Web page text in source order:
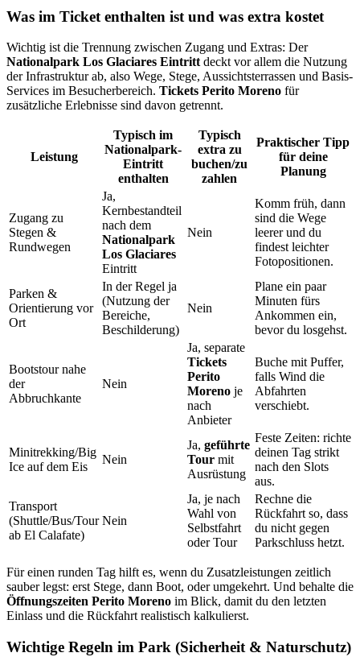
Was im Ticket enthalten ist und was extra kostet
Wichtig ist die Trennung zwischen Zugang und Extras: Der
Nationalpark Los Glaciares Eintrittdeckt vor allem die Nutzung
der Infrastruktur ab, also Wege, Stege, Aussichtsterrassen und Basis-
Services im Besucherbereich. Tickets Perito Moreno für
zusätzliche Erlebnisse sind davon getrennt.
Leistung
Typisch im
Nationalpark-
Eintritt
enthalten
Typisch
extra zu
buchen/zu
zahlen
Praktischer Tipp
für deine
Planung
Zugang zu
Stegen &
Rundwegen
Ja,
Kernbestandteil
nach dem
Nationalpark
Los Glaciares
Eintritt
Nein
Komm früh, dann
sind die Wege
leerer und du
findest leichter
Fotopositionen.
Parken &
Orientierung vor
Ort
In der Regel ja
(Nutzung der
Bereiche,
Beschilderung)
Nein
Plane ein paar
Minuten fürs
Ankommen ein,
bevor du losgehst.
Bootstour nahe
der
Abbruchkante
Nein
Ja, separate
Tickets
Perito
Moreno je
nach
Anbieter
Buche mit Puffer,
falls Wind die
Abfahrten
verschiebt.
Minitrekking/Big
Ice auf dem Eis
Nein
Ja, geführte
Tour mit
Ausrüstung
Feste Zeiten: richte
deinen Tag strikt
nach den Slots
aus.
Transport
(Shuttle/Bus/Tour
ab El Calafate)
Nein
Ja, je nach
Wahl von
Selbstfahrt
oder Tour
Rechne die
Rückfahrt so, dass
du nicht gegen
Parkschluss hetzt.
Für einen runden Tag hilft es, wenn du Zusatzleistungen zeitlich
sauber legst: erst Stege, dann Boot, oder umgekehrt. Und behalte die
Öffnungszeiten Perito Moreno im Blick, damit du den letzten
Einlass und die Rückfahrt realistisch kalkulierst.
Wichtige Regeln im Park (Sicherheit & Naturschutz)